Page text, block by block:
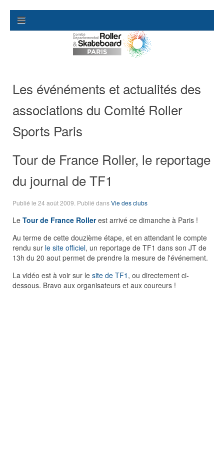
Les événéments et actualités des
associations du Comité Roller
Sports Paris
Tour de France Roller, le reportage
du journal de TF1
Publié le 24 août 2009 . Publié dansVie des clubs
Le Tour de France Roller est arrivé ce dimanche à Paris !
Au terme de cette douzième étape, et en attendant le compte
rendu sur le site officiel, un reportage de TF1 dans son JT de
13h du 20 aout permet de prendre la mesure de l'événement.
La vidéo est à voir sur le site de TF1 , ou directement ci-
dessous. Bravo aux organisateurs et aux coureurs !